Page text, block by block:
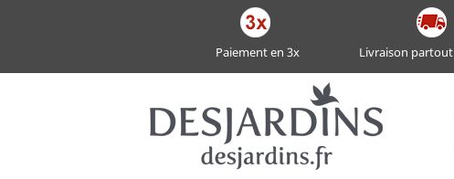
Paiement en 3x Livraison